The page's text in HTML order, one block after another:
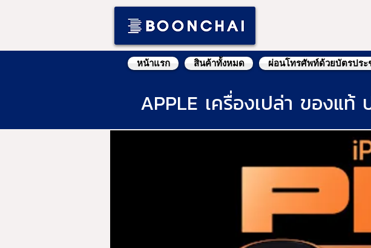
หน้าแรก สินค้าทั้งหมด ผ่อนโทรศัพท์ด้วยบัตรประ
APPLE เครื่องเปล่า ของแท้